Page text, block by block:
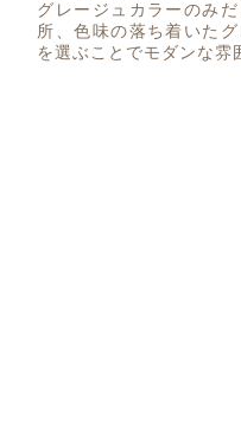
グレージュカラーのみ
所、色味の落ち着いた
を選ぶことでモダンな雰